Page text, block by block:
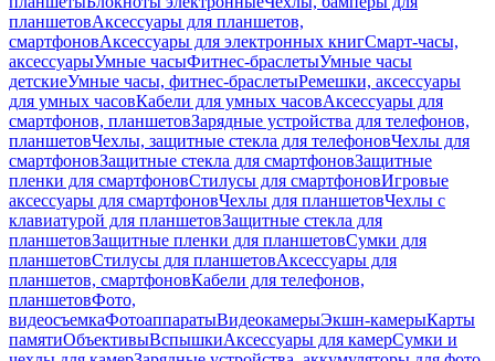
планшетовАксессуары для планшетов,
смартфоновАксессуары для электронных книгСмарт-часы,
аксессуарыУмные часыФитнес-браслетыУмные часы
детскиеУмные часы, фитнес-браслетыРемешки, аксессуары
для умных часовКабели для умных часовАксессуары для
смартфонов, планшетовЗарядные устройства для телефонов,
планшетовЧехлы, защитные стекла для телефоновЧехлы для
смартфоновЗащитные стекла для смартфоновЗащитные
пленки для смартфоновСтилусы для смартфоновИгровые
аксессуары для смартфоновЧехлы для планшетовЧехлы с
клавиатурой для планшетовЗащитные стекла для
планшетовЗащитные пленки для планшетовСумки для
планшетовСтилусы для планшетовАксессуары для
планшетов, смартфоновКабели для телефонов,
планшетовФото,
видеосъемкаФотоаппаратыВидеокамерыЭкшн-камерыКарты
памятиОбъективыВспышкиАксессуары для камерСумки и